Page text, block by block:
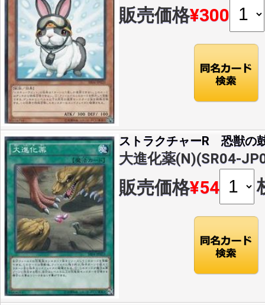
販売価格¥300
ストラクチャーR 恐獣の
大進化薬(N)(SR04-
販売価格¥54